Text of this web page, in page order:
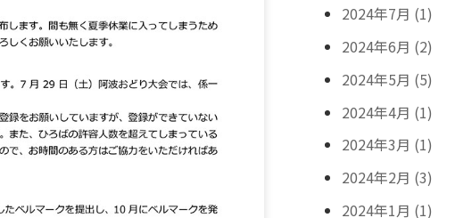
2024年7月 (1)
2024年6月 (2)
2024年5月 (5)
2024年4月 (1)
2024年3月 (1)
2024年2月 (3)
2024年1月 (1)